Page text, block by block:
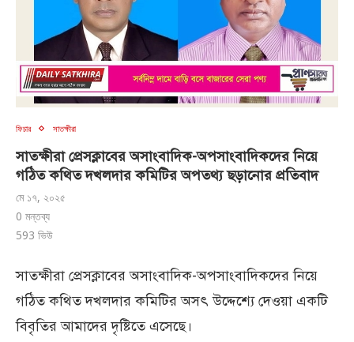
ফিচার সাতক্ষীরা
সাতক্ষীরা প্রেসক্লাবের অসাংবাদিক-অপসাংবাদিকদের নিয়ে
গঠিত কথিত দখলদার কমিটির অপতথ্য ছড়ানোর প্রতিবাদ
মে ১৭, ২০২৫
0 মন্তব্য
593 ভিউ
সাতক্ষীরা প্রেসক্লাবের অসাংবাদিক-অপসাংবাদিকদের নিয়ে
গঠিত কথিত দখলদার কমিটির অসৎ উদ্দেশ্যে দেওয়া একটি
বিবৃতির আমাদের দৃষ্টিতে এসেছে।